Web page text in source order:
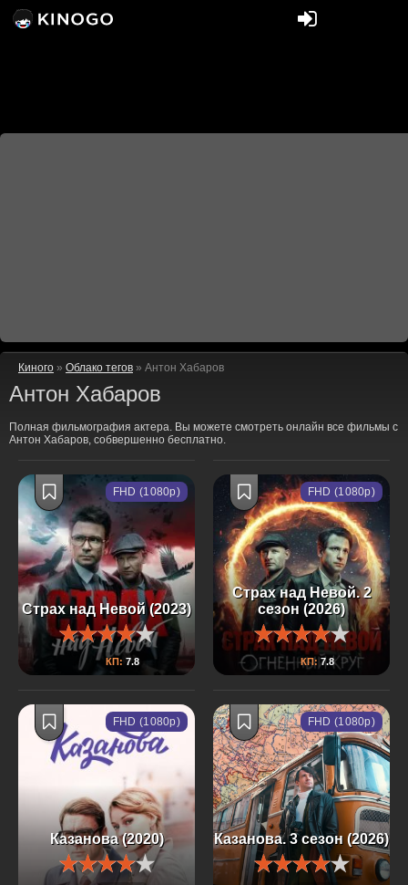
Киного » Облако тегов » Антон Хабаров
Антон Хабаров
Полная фильмография актера. Вы можете смотреть онлайн все фильмы с
Антон Хабаров, собвершенно бесплатно.
Страх над Невой (2023)
КП: 7.8
FHD (1080p)
Страх над Невой. 2
сезон (2026)
КП: 7.8
FHD (1080p)
Казанова (2020)
FHD (1080p)
Казанова. 3 сезон (2026)
FHD (1080p)